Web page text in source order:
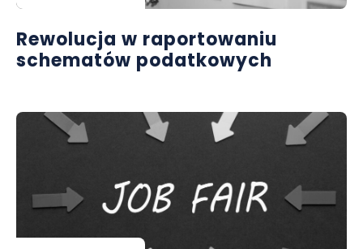
Rewolucja w raportowaniu
schematów podatkowych